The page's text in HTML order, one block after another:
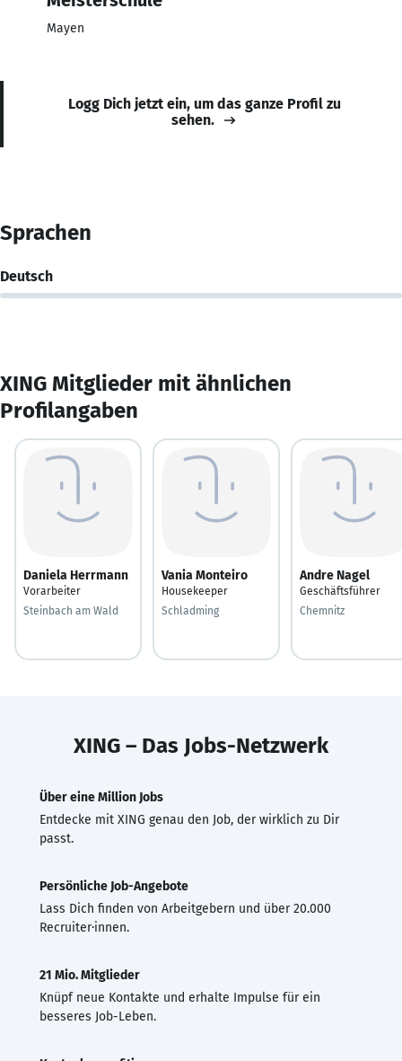
Mayen
Logg Dich jetzt ein, um das ganze Profil zu
sehen.
Sprachen
Deutsch
XING Mitglieder mit ähnlichen
Profilangaben
Daniela Herrmann
Vorarbeiter
Steinbach am Wald
Vania Monteiro
Housekeeper
Schladming
Andre Nagel
Geschäftsführer
Chemnitz
XING – Das Jobs-Netzwerk
Über eine Million Jobs
Entdecke mit XING genau den Job, der wirklich zu Dir
passt.
Persönliche Job-Angebote
Lass Dich finden von Arbeitgebern und über 20.000
Recruiter·innen.
21 Mio. Mitglieder
Knüpf neue Kontakte und erhalte Impulse für ein
besseres Job-Leben.